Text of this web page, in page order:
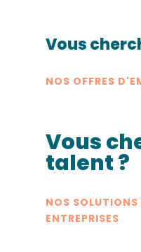
Vous
NOS OFFRES
Vous
talent ?
NOS SOLUTIONS
ENTREPRISES